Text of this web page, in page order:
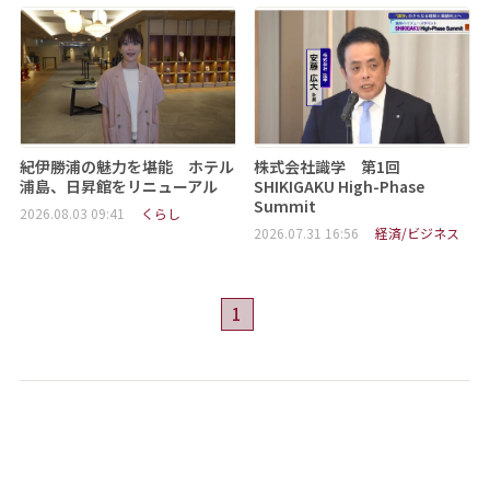
紀伊勝浦の魅力を堪能 ホテル
浦島、日昇館をリニューアル
2026.08.03 09:41 くらし
株式会社識学 第1回
SHIKIGAKU High-Phase
Summit
2026.07.31 16:56 経済/ビジネス
1